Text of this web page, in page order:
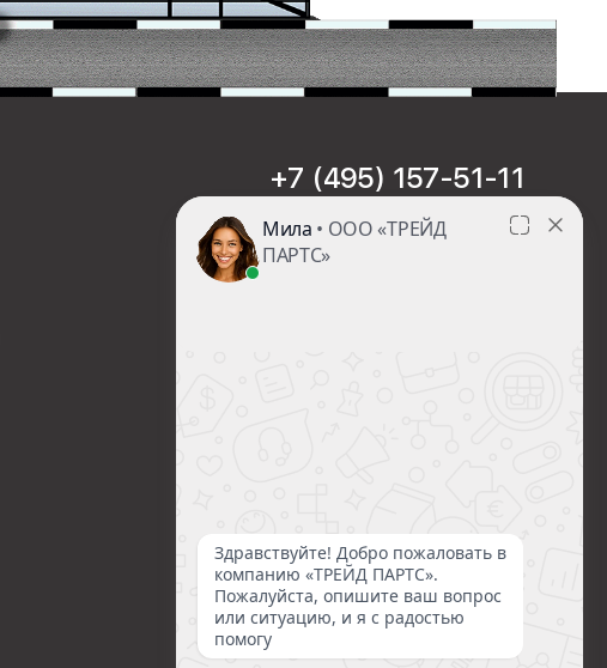
+7 (495) 157-51-11
sales@trade-part.ru